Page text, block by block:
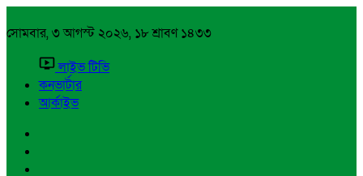
সোমবার, ৩ আগস্ট ২০২৬, ১৮ শ্রাবণ ১৪৩৩
লাইভ টিভি
কনভার্টার
আর্কাইভ